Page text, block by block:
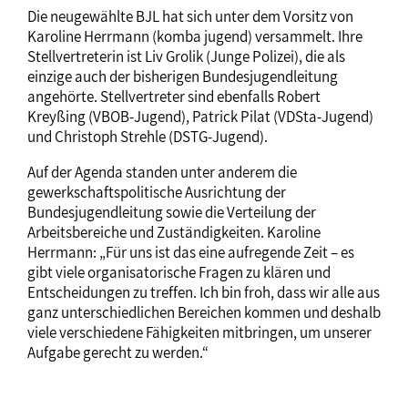
Die neugewählte BJL hat sich unter dem Vorsitz von
Karoline Herrmann (komba jugend) versammelt. Ihre
Stellvertreterin ist Liv Grolik (Junge Polizei), die als
einzige auch der bisherigen Bundesjugendleitung
angehörte. Stellvertreter sind ebenfalls Robert
Kreyßing (VBOB-Jugend), Patrick Pilat (VDSta-Jugend)
und Christoph Strehle (DSTG-Jugend).
Auf der Agenda standen unter anderem die
gewerkschaftspolitische Ausrichtung der
Bundesjugendleitung sowie die Verteilung der
Arbeitsbereiche und Zuständigkeiten. Karoline
Herrmann: „Für uns ist das eine aufregende Zeit – es
gibt viele organisatorische Fragen zu klären und
Entscheidungen zu treffen. Ich bin froh, dass wir alle aus
ganz unterschiedlichen Bereichen kommen und deshalb
viele verschiedene Fähigkeiten mitbringen, um unserer
Aufgabe gerecht zu werden.“